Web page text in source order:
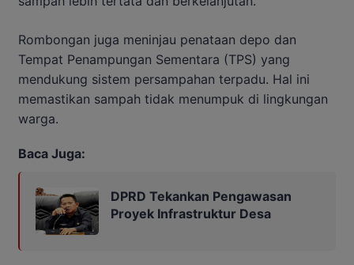
Rombongan juga meninjau penataan depo dan
Tempat Penampungan Sementara (TPS) yang
mendukung sistem persampahan terpadu. Hal ini
memastikan sampah tidak menumpuk di lingkungan
warga.
Baca Juga:
DPRD Tekankan Pengawasan
Proyek Infrastruktur Desa